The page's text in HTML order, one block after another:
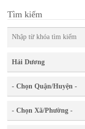
Tìm kiếm
Hải Dương
- Chọn Quận/Huyện -
- Chọn Xã/Phường -